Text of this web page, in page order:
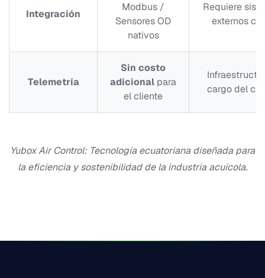
Integración
Modbus /
Sensores OD
nativos
Requiere
externos
Telemetría
Sin costo
adicional para
el cliente
cargo del
Yubox Air Control: Tecnología ecuatoriana diseñada para
la eficiencia y sostenibilidad de la industria acuícola.